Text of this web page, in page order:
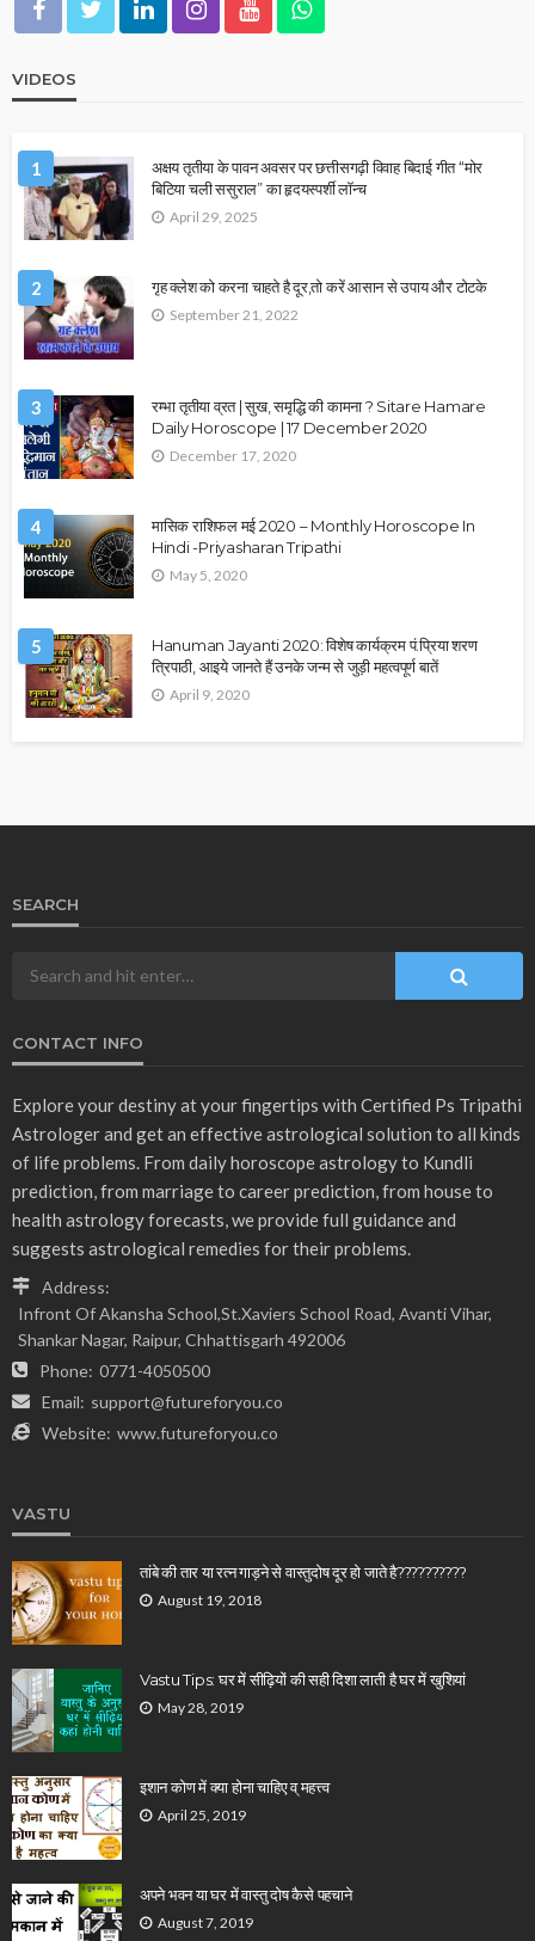
VIDEOS
1
अक्षय तृतीया के पावन अवसर पर छत्तीसगढ़ी विवाह बिदाई गीत “मोर
बिटिया चली ससुराल” का हृदयस्पर्शी लॉन्च
April 29, 2025
2 गृह क्लेश को करना चाहते है दूर,तो करें आसान से उपाय और टोटके
September 21, 2022
3
रम्भा तृतीया व्रत | सुख, समृद्धि की कामना ? Sitare Hamare
Daily Horoscope | 17 December 2020
December 17, 2020
4
मासिक राशिफल मई 2020 – Monthly Horoscope In
Hindi -Priyasharan Tripathi
May 5, 2020
5
Hanuman Jayanti 2020: विशेष कार्यक्रम पं.प्रिया शरण
त्रिपाठी, आइये जानते हैं उनके जन्म से जुड़ी महत्वपूर्ण बातें
April 9, 2020
SEARCH
CONTACT INFO
Explore your destiny at your fingertips with Certified Ps Tripathi
Astrologer and get an effective astrological solution to all kinds
of life problems. From daily horoscope astrology to Kundli
prediction, from marriage to career prediction, from house to
health astrology forecasts, we provide full guidance and
suggests astrological remedies for their problems.
Address:
Infront Of Akansha School,St.Xaviers School Road, Avanti Vihar,
Shankar Nagar, Raipur, Chhattisgarh 492006
Phone: 0771-4050500
Email: support@futureforyou.co
Website: www.futureforyou.co
VASTU
तांबे की तार या रत्न गाड़ने से वास्तुदोष दूर हो जाते है??????????
August 19, 2018
Vastu Tips: घर में सीढ़ियों की सही दिशा लाती है घर में खुशियां
May 28, 2019
इशान कोण में क्या होना चाहिए व् महत्त्व
April 25, 2019
अपने भवन या घर में वास्तु दोष कैसे पहचाने
August 7, 2019